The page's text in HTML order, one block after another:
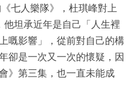
七人樂隊》，杜琪峰對上
坦承近年是自己「人生裡
嘅影響」，從前對自己的構
卻是一次又一次的懷疑，因
》第三集，也一直未能成